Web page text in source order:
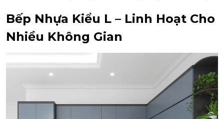
Bếp Nhựa Kiểu L – Linh Hoạt Cho
Nhiều Không Gian